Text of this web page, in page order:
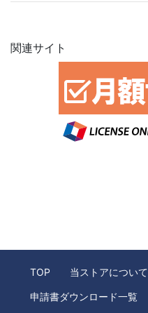
関連サイト
TOP 当ストアについて
申請書ダウンロード一覧